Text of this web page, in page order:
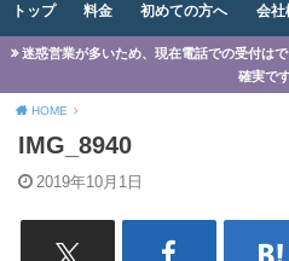
トップ 料金 初めての方へ 会社
迷惑営業が多いため、現在電話での受付は
確実です
HOME
IMG_8940
2019年10月1日